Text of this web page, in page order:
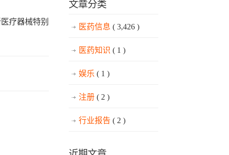
疗器械特别
文章分类
医药信息 ( 3,426 )
医药知识 ( 1 )
娱乐 ( 1 )
注册 ( 2 )
行业报告 ( 2 )